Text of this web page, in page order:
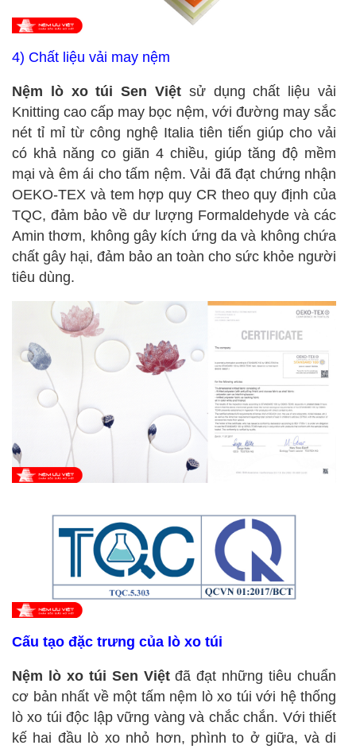
4) Chất liệu vải may nệm
Nệm lò xo túi Sen Việt sử dụng chất liệu vải
Knitting cao cấp may bọc nệm, với đường may sắc
nét tỉ mỉ từ công nghệ Italia tiên tiến giúp cho vải
có khả năng co giãn 4 chiều, giúp tăng độ mềm
mại và êm ái cho tấm nệm. Vải đã đạt chứng nhận
OEKO-TEX và tem hợp quy CR theo quy định của
TQC, đảm bảo về dư lượng Formaldehyde và các
Amin thơm, không gây kích ứng da và không chứa
chất gây hại, đảm bảo an toàn cho sức khỏe người
tiêu dùng.
Cấu tạo đặc trưng của lò xo túi
Nệm lò xo túi Sen Việtđã đạt những tiêu chuẩn
cơ bản nhất về một tấm nệm lò xo túi với hệ thống
lò xo túi độc lập vững vàng và chắc chắn. Với thiết
kế hai đầu lò xo nhỏ hơn, phình to ở giữa, và di